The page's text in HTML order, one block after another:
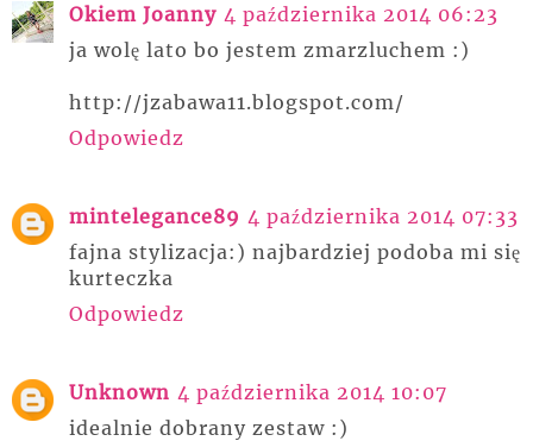
Okiem Joanny 4 października 2014 06:23
ja wolę lato bo jestem zmarzluchem :)
http://jzabawa11.blogspot.com/
Odpowiedz
mintelegance89 4 października 2014 07:33
fajna stylizacja:) najbardziej podoba mi się
kurteczka
Odpowiedz
Unknown 4 października 2014 10:07
idealnie dobrany zestaw :)